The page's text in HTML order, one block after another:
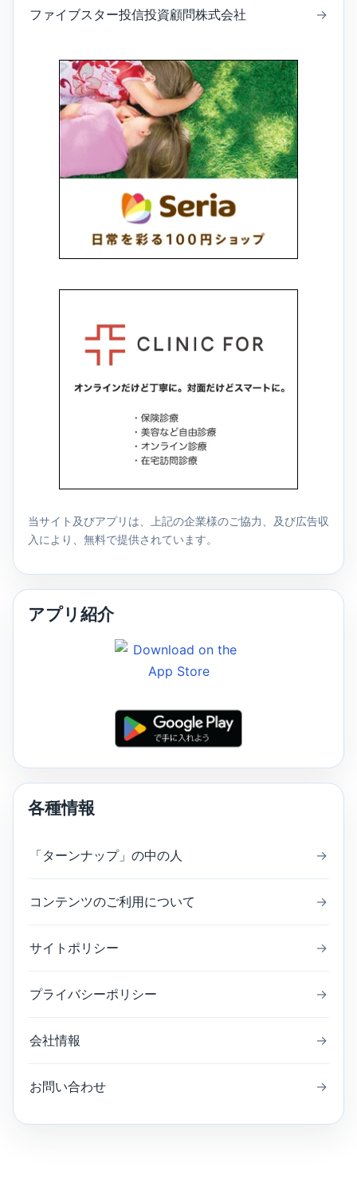
ファイブスター投信投資顧問株式会社 →
当サイト及びアプリは、上記の企業様のご協力、及び広告収
入により、無料で提供されています。
アプリ紹介
各種情報
「ターンナップ」の中の人 →
コンテンツのご利用について →
サイトポリシー →
プライバシーポリシー →
会社情報 →
お問い合わせ →